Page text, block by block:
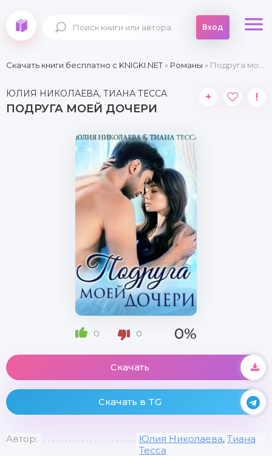
Вход
Скачать книги бесплатно c KNIGKI.NET» Романы » Подруга моей дочери
ЮЛИЯ НИКОЛАЕВА, ТИАНА ТЕССА
ПОДРУГА МОЕЙ ДОЧЕРИ
+ !
0 0 0%
Скачать
Скачать в TG
Автор: Юлия Николаева, Тиана
Тесса